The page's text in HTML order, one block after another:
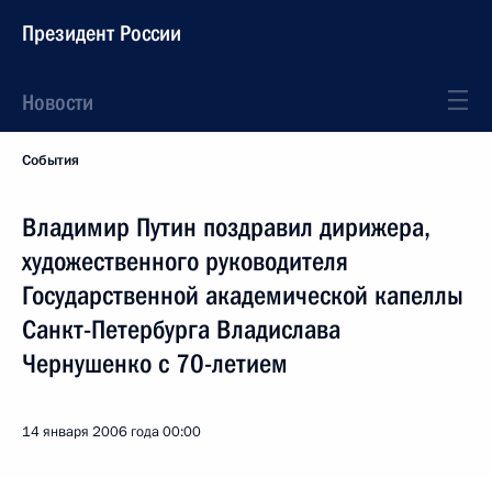
Президент России
Новости
События
Владимир Путин поздравил дирижера,
художественного руководителя
Государственной академической капеллы
Санкт-Петербурга Владислава
Чернушенко с 70-летием
14 января 2006 года00:00